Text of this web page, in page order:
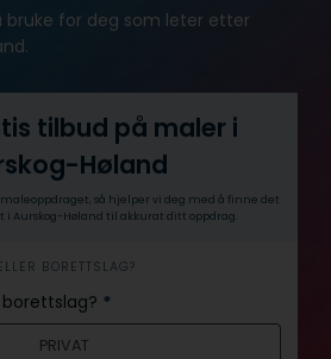
bruke for deg som leter etter
tilbud på maler i
Høland
maleoppdraget, så hjelper vi deg med å finne det
Aurskog-Høland til akkurat ditt oppdrag.
BORETTSLAG?
*
PRIVAT